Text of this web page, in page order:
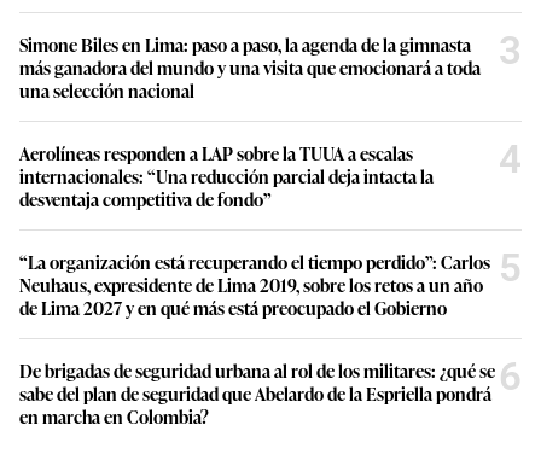
Simone Biles en Lima: paso a paso, la agenda de la gimnasta
más ganadora del mundo y una visita que emocionará a toda
una selección nacional
3
Aerolíneas responden a LAP sobre la TUUA a escalas
internacionales: “Una reducción parcial deja intacta la
desventaja competitiva de fondo”
4
“La organización está recuperando el tiempo perdido”: Carlos
Neuhaus, expresidente de Lima 2019, sobre los retos a un año
de Lima 2027 y en qué más está preocupado el Gobierno
5
De brigadas de seguridad urbana al rol de los militares: ¿qué se
sabe del plan de seguridad que Abelardo de la Espriella pondrá
en marcha en Colombia?
6